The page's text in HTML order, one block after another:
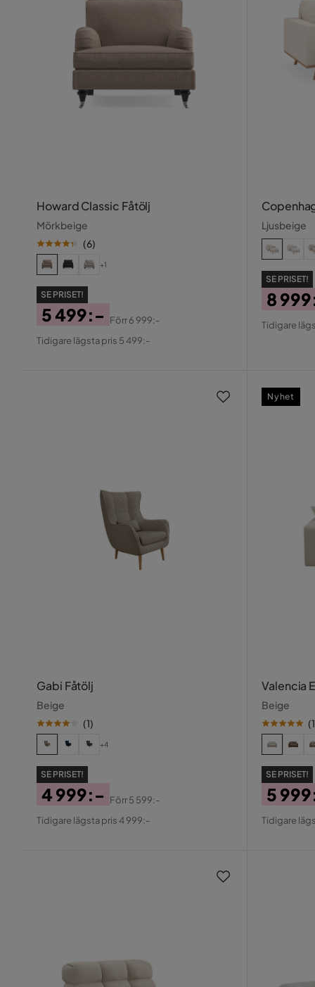
Howard Classic Fåtölj
Mörkbeige
(6)
+1
SE PRISET!
Pris
5 499:-
Original
Förr6 999:-
Tidigare lägsta pris 5 499:-
Ljusbeige
SE PRISET!
Pris
8
Tidigare
Gabi Fåtölj
Beige
(1)
+4
SE PRISET!
Pris
4 999:-
Original
Förr5 599:-
Tidigare lägsta pris 4 999:-
Valencia
Beige
(1
SE PRISET!
Pris
5
Tidigare
Nyhet